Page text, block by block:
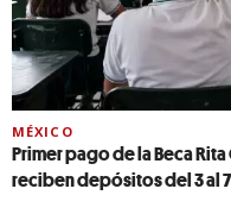
MÉXICO
Primer pago de la Beca
reciben depósitos del 3 al